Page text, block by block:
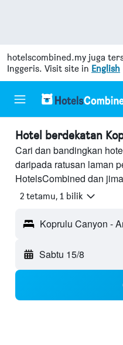
hotelscombined.my juga
Inggeris. Visit site in English
Hotel berdekatan
Cari dan bandingkan
daripada ratusan laman
HotelsCombined dan
2 tetamu, 1 bilik
Koprulu Canyon -
Sabtu 15/8